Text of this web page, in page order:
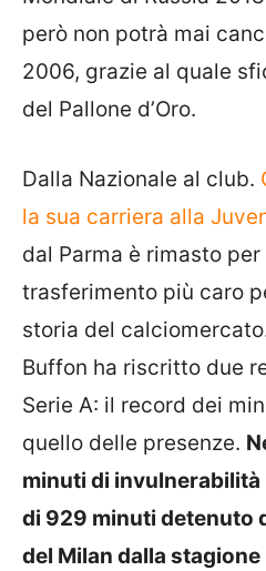
però non potrà mai
2006, grazie al quale
del Pallone d’Oro.
Dalla Nazionale al club.
la sua carriera alla
dal Parma è rimasto
trasferimento più caro
storia del
Buffon ha riscritto due
Serie A: il record dei
quello delle presenze.
minuti di
di 929 minuti detenuto
del Milan dalla